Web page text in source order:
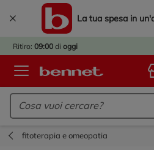
La tua spesa in
Ritiro: 09:00 di oggi
Logo Bennet - Torna
fitoterapia e omeopatia